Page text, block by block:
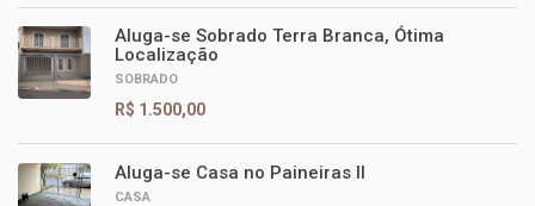
Aluga-se Sobrado Terra Branca, Ótima
Localização
SOBRADO
R$ 1.500,00
Aluga-se Casa no Paineiras II
CASA